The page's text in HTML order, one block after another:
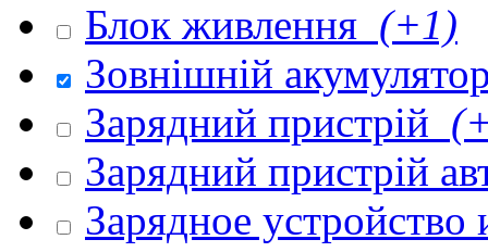
Блок живлення (+1)
Зовнішній
Зарядний пристрій
Зарядний пристрій
Зарядное